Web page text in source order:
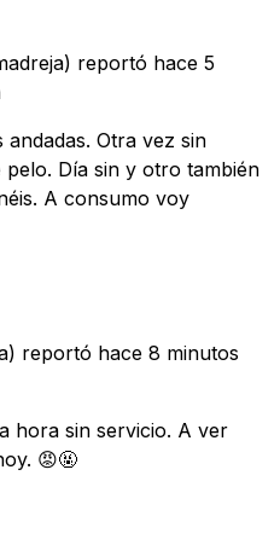
reportó hace 5
andadas. Otra vez sin
pelo. Día sin y otro también
A consumo voy
reportó hace 8 minutos
hora sin servicio. A ver
😡🤬